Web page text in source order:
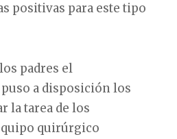
positivas para este tipo
padres el
a disposición los
la tarea de los
quirúrgico